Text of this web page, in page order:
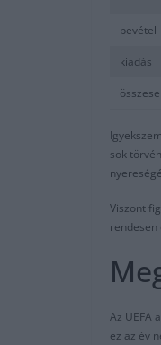
bevétel
kiadás
sok
Viszont
rendesen
Az UEFA
ez az év